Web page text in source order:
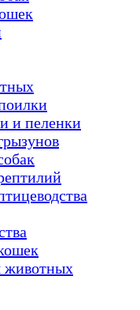
и пеленки
животных